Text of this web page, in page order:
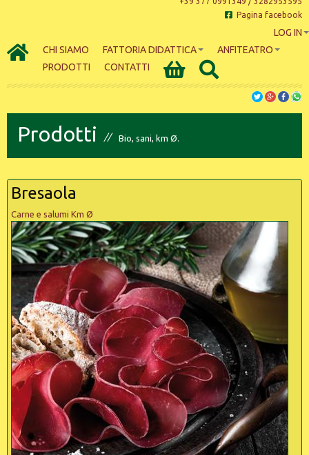
Pagina facebook
LOG IN
CHI SIAMO
FATTORIA DIDATTICA
ANFITEATRO
PRODOTTI
CONTATTI
Prodotti Bio, sani, km Ø.
Bresaola
Carne e salumi Km Ø